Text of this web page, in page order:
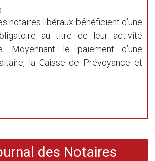
notaires libéraux bénéficient d’une
au titre de leur activité
Moyennant le paiement d’une
la Caisse de Prévoyance et
des Notaires